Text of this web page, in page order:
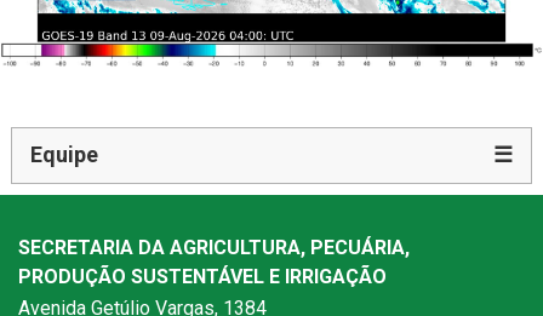
Equipe ☰
SECRETARIA DA AGRICULTURA, PECUÁRIA,
PRODUÇÃO SUSTENTÁVEL E IRRIGAÇÃO
Avenida Getúlio Vargas, 1384